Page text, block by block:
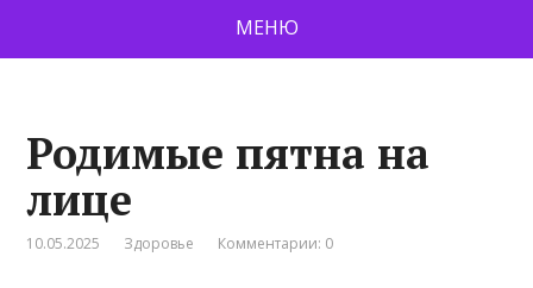
МЕНЮ
Родимые пятна на
лице
10.05.2025 Здоровье Комментарии: 0